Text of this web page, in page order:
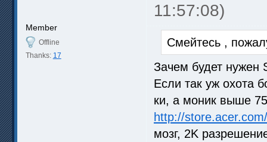
11:57:08)
Member
Offline
Thanks: 17
Смейтесь ,
Зачем будет нужен
Если так уж охота
ки, а моник выше 75
http://
мозг, 2K